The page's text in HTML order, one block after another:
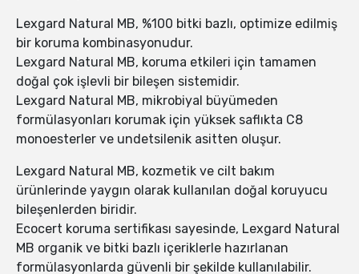
Lexgard Natural MB, %100 bitki bazlı, optimize edilmiş
bir koruma kombinasyonudur.
Lexgard Natural MB, koruma etkileri için tamamen
doğal çok işlevli bir bileşen sistemidir.
Lexgard Natural MB, mikrobiyal büyümeden
formülasyonları korumak için yüksek saflıkta C8
monoesterler ve undetsilenik asitten oluşur.
Lexgard Natural MB, kozmetik ve cilt bakım
ürünlerinde yaygın olarak kullanılan doğal koruyucu
bileşenlerden biridir.
Ecocert koruma sertifikası sayesinde, Lexgard Natural
MB organik ve bitki bazlı içeriklerle hazırlanan
formülasyonlarda güvenli bir şekilde kullanılabilir.